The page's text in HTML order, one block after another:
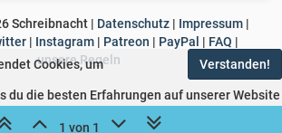
1 von 1
Schreibnacht | Datenschutz | Impressum |
| Instagram | Patreon | PayPal | FAQ |
unsere Regeln
Verstanden!
Cookies, um
du die besten Erfahrungen auf unserer Website